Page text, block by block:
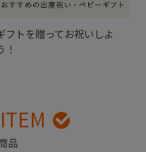
フトを贈ってお祝いしよ
！
品